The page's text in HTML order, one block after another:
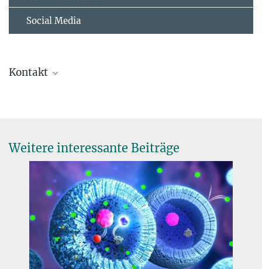
Social Media
Kontakt
landfester@...
Ulrike Schneider
Projektleitung "Kunststoff Bildungspfad"
schneideru@...
Weitere interessante Beiträge